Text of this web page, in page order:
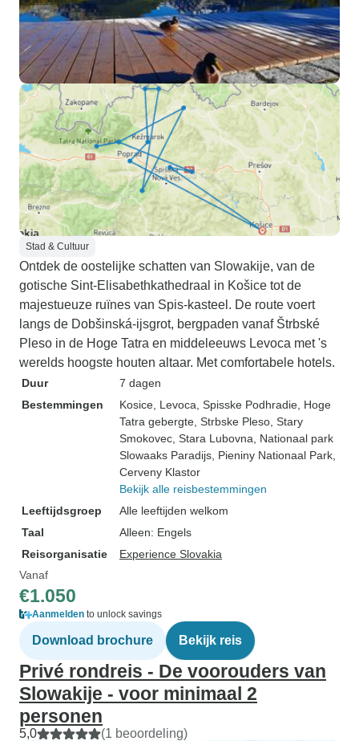
Stad & Cultuur
Ontdek de oostelijke schatten van Slowakije, van de
gotische Sint-Elisabethkathedraal in Košice tot de
majestueuze ruïnes van Spis-kasteel. De route voert
langs de Dobšinská-ijsgrot, bergpaden vanaf Štrbské
Pleso in de Hoge Tatra en middeleeuws Levoca met 's
werelds hoogste houten altaar. Met comfortabele hotels.
Duur
7 dagen
Bestemmingen
Kosice , Levoca , Spisske Podhradie , Hoge
Tatra gebergte , Strbske Pleso , Stary
Smokovec , Stara Lubovna , Nationaal park
Slowaaks Paradijs , Pieniny Nationaal Park
Cerveny Klastor
Bekijk alle reisbestemmingen
Leeftijdsgroep
Alle leeftijden welkom
Taal
Alleen: Engels
Reisorganisatie
Experience Slovakia
Vanaf
€1.050
Aanmelden to unlock savings
Download brochure Bekijk reis
Privé rondreis - De voorouders van
Slowakije - voor minimaal 2
personen
5,0 (1 beoordeling)